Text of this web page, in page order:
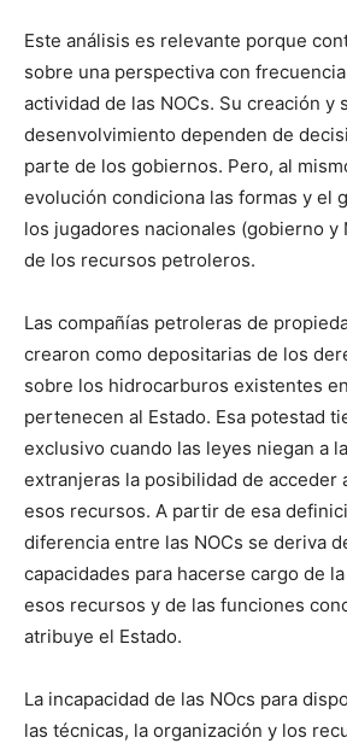
Este análisis es relevante porque
sobre una perspectiva con
actividad de las NOCs. Su creación y
desenvolvimiento dependen de
parte de los gobiernos. Pero, al
evolución condiciona las formas y el
los jugadores nacionales (gobierno y
de los recursos petroleros.
Las compañías petroleras de
crearon como depositarias de los
sobre los hidrocarburos existentes
pertenecen al Estado. Esa potestad
exclusivo cuando las leyes niegan a
extranjeras la posibilidad de acceder
esos recursos. A partir de esa
diferencia entre las NOCs se deriva
capacidades para hacerse cargo de
esos recursos y de las funciones
atribuye el Estado.
La incapacidad de las NOcs para
las técnicas, la organización y los